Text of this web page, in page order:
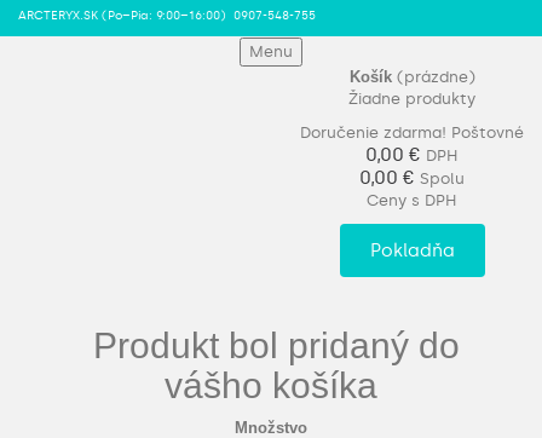
ARCTERYX.SK (Po–Pia: 9:00–16:00) 0907-548-755
Menu
Košík (prázdne)
Žiadne produkty
Doručenie zdarma! Poštovné
0,00 € DPH
0,00 € Spolu
Ceny s DPH
Pokladňa
Produkt bol pridaný do
vášho košíka
Množstvo